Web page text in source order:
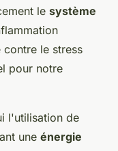
le système
le stress
pour notre
l'utilisation de
une énergie